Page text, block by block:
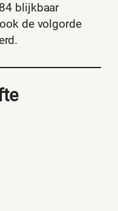
blijkbaar
de volgorde